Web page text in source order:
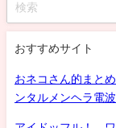
おすすめサイト
おネコさん的まと
ンタルメンヘラ電